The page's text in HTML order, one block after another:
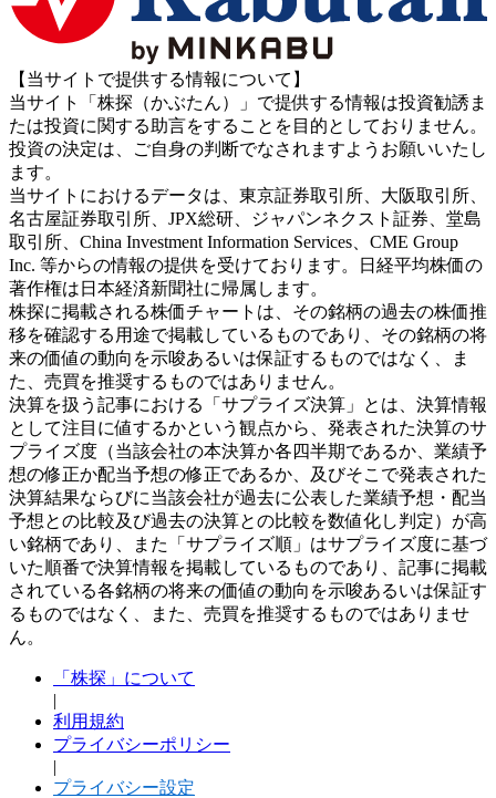
【当サイトで提供する情報について】
当サイト「株探（かぶたん）」で提供する情報は投資勧誘ま
たは投資に関する助言をすることを目的としておりません。
投資の決定は、ご自身の判断でなされますようお願いいたし
ます。
当サイトにおけるデータは、東京証券取引所、大阪取引所、
名古屋証券取引所、JPX総研、ジャパンネクスト証券、堂島
取引所、China Investment Information Services、CME Group
Inc. 等からの情報の提供を受けております。日経平均株価の
著作権は日本経済新聞社に帰属します。
株探に掲載される株価チャートは、その銘柄の過去の株価推
移を確認する用途で掲載しているものであり、その銘柄の将
来の価値の動向を示唆あるいは保証するものではなく、ま
た、売買を推奨するものではありません。
決算を扱う記事における「サプライズ決算」とは、決算情報
として注目に値するかという観点から、発表された決算のサ
プライズ度（当該会社の本決算か各四半期であるか、業績予
想の修正か配当予想の修正であるか、及びそこで発表された
決算結果ならびに当該会社が過去に公表した業績予想・配当
予想との比較及び過去の決算との比較を数値化し判定）が高
い銘柄であり、また「サプライズ順」はサプライズ度に基づ
いた順番で決算情報を掲載しているものであり、記事に掲載
されている各銘柄の将来の価値の動向を示唆あるいは保証す
るものではなく、また、売買を推奨するものではありませ
ん。
「株探」について
|
利用規約
プライバシーポリシー
|
プライバシー設定